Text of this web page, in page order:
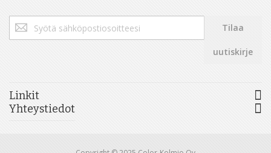
Tilaa
uutiskirjeemme:
Tilaa
uutiskirje
Linkit
Yhteystiedot